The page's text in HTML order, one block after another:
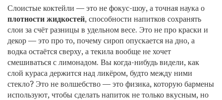
Слоистые коктейли — это не фокус-шоу, а точная наука о
плотности жидкостей, способности напитков сохранять
слои за счёт разницы в удельном весе. Это не про краски и
декор — это про то, почему сироп опускается на дно, а
водка остаётся сверху, а текила вообще не хочет
смешиваться с лимонадом. Вы когда-нибудь видели, как
слой кураса держится над ликёром, будто между ними
стекло? Это не волшебство — это физика, которую бармены
используют, чтобы сделать напиток не только вкусным, но